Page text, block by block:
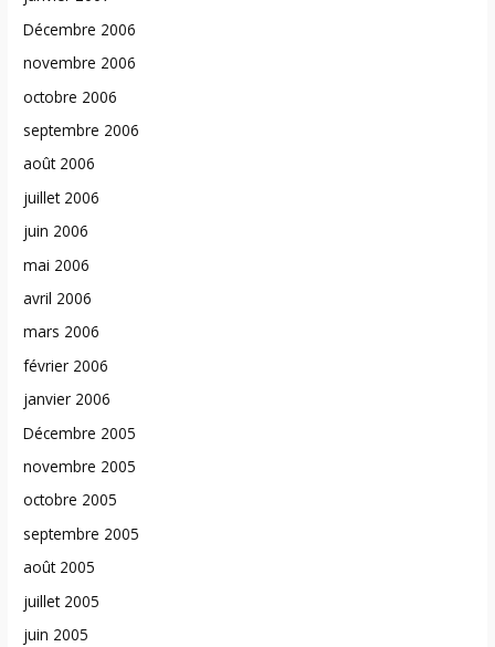
Décembre 2006
novembre 2006
octobre 2006
septembre 2006
août 2006
juillet 2006
juin 2006
mai 2006
avril 2006
mars 2006
février 2006
janvier 2006
Décembre 2005
novembre 2005
octobre 2005
septembre 2005
août 2005
juillet 2005
juin 2005